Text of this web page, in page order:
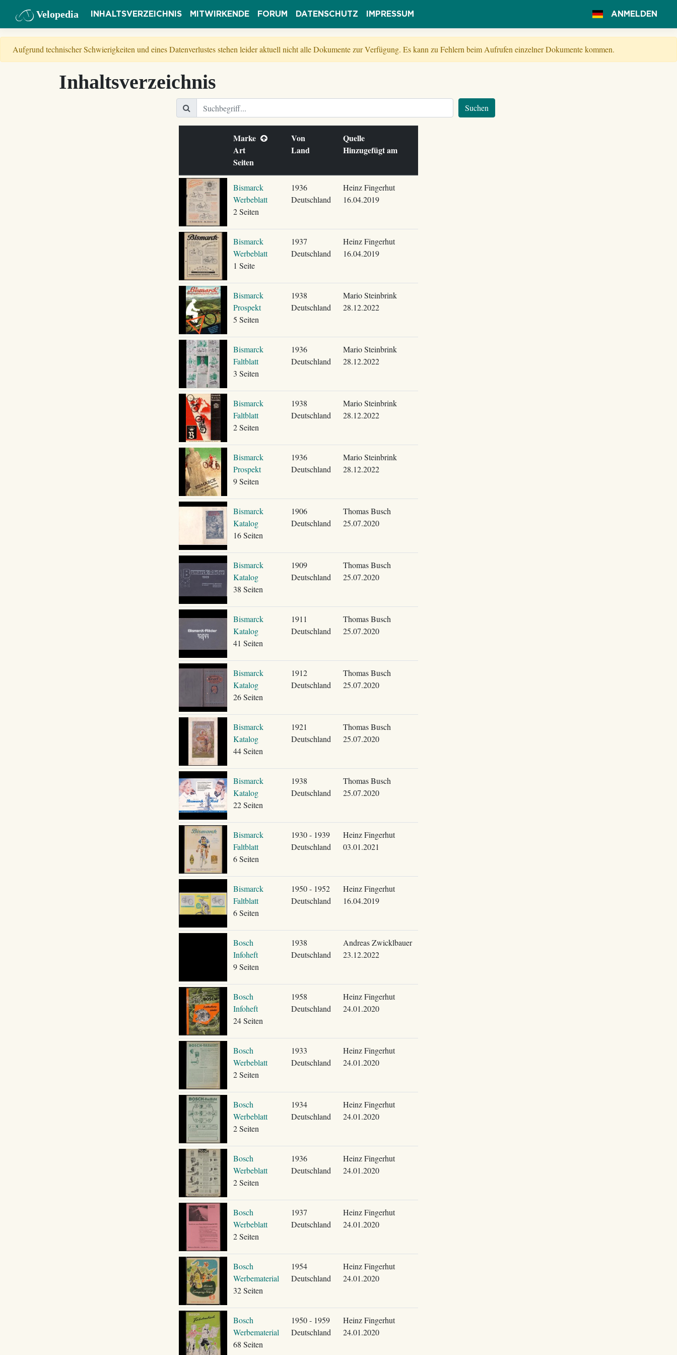
Velopedia INHALTSVERZEICHNIS MITWIRKENDE FORUM DATENSCHUTZ IMPRESSUM ANMELDEN
Aufgrund technischer Schwierigkeiten und eines Datenverlustes stehen leider aktuell nicht alle Dokumente zur Verfügung. Es kann zu Fehlern beim Aufrufen einzelner Dokumente kommen.
Inhaltsverzeichnis
Suchen
Marke
Art
Seiten
Von
Land
Quelle
Hinzugefügt am
Bismarck
Werbeblatt
2 Seiten
1936
Deutschland
Heinz Fingerhut
16.04.2019
Bismarck
Werbeblatt
1 Seite
1937
Deutschland
Heinz Fingerhut
16.04.2019
Bismarck
Prospekt
5 Seiten
1938
Deutschland
Mario Steinbrink
28.12.2022
Bismarck
Faltblatt
3 Seiten
1936
Deutschland
Mario Steinbrink
28.12.2022
Bismarck
Faltblatt
2 Seiten
1938
Deutschland
Mario Steinbrink
28.12.2022
Bismarck
Prospekt
9 Seiten
1936
Deutschland
Mario Steinbrink
28.12.2022
Bismarck
Katalog
16 Seiten
1906
Deutschland
Thomas Busch
25.07.2020
Bismarck
Katalog
38 Seiten
1909
Deutschland
Thomas Busch
25.07.2020
Bismarck
Katalog
41 Seiten
1911
Deutschland
Thomas Busch
25.07.2020
Bismarck
Katalog
26 Seiten
1912
Deutschland
Thomas Busch
25.07.2020
Bismarck
Katalog
44 Seiten
1921
Deutschland
Thomas Busch
25.07.2020
Bismarck
Katalog
22 Seiten
1938
Deutschland
Thomas Busch
25.07.2020
Bismarck
Faltblatt
6 Seiten
1930 - 1939
Deutschland
Heinz Fingerhut
03.01.2021
Bismarck
Faltblatt
6 Seiten
1950 - 1952
Deutschland
Heinz Fingerhut
16.04.2019
Bosch
Infoheft
9 Seiten
1938
Deutschland
Andreas Zwicklbauer
23.12.2022
Bosch
Infoheft
24 Seiten
1958
Deutschland
Heinz Fingerhut
24.01.2020
Bosch
Werbeblatt
2 Seiten
1933
Deutschland
Heinz Fingerhut
24.01.2020
Bosch
Werbeblatt
2 Seiten
1934
Deutschland
Heinz Fingerhut
24.01.2020
Bosch
Werbeblatt
2 Seiten
1936
Deutschland
Heinz Fingerhut
24.01.2020
Bosch
Werbeblatt
2 Seiten
1937
Deutschland
Heinz Fingerhut
24.01.2020
Bosch
Werbematerial
32 Seiten
1954
Deutschland
Heinz Fingerhut
24.01.2020
Bosch
Werbematerial
68 Seiten
1950 - 1959
Deutschland
Heinz Fingerhut
24.01.2020